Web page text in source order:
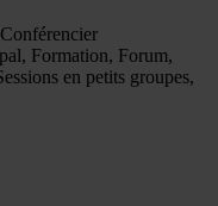
Formation, Forum,
en petits groupes,